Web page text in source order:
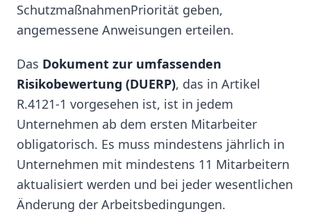
SchutzmaßnahmenPriorität geben,
angemessene Anweisungen erteilen.
Das Dokument zur umfassenden
Risikobewertung (DUERP), das in Artikel
R.4121-1 vorgesehen ist, ist in jedem
Unternehmen ab dem ersten Mitarbeiter
obligatorisch. Es muss mindestens jährlich in
Unternehmen mit mindestens 11 Mitarbeitern
aktualisiert werden und bei jeder wesentlichen
Änderung der Arbeitsbedingungen.